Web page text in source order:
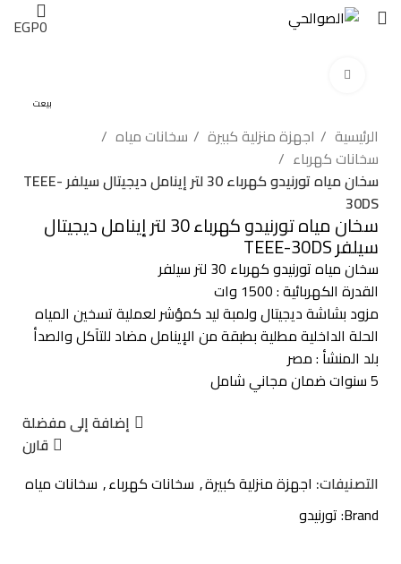
EGP0
بيعت
الرئيسية اجهزة منزلية كبيرة
سخانات مياه
سخانات كهرباء
سخان مياه تورنيدو كهرباء 30 لتر إينامل ديجيتال سيلفر TEEE-
30DS
سخان مياه تورنيدو كهرباء 30 لتر إينامل ديجيتال
سيلفر TEEE-30DS
سخان مياه تورنيدو كهرباء 30 لتر سيلفر
القدرة الكهربائية : 1500 وات
مزود بشاشة ديجيتال ولمبة ليد كمؤشر لعملية تسخين المياه
الحلة الداخلية مطلية بطبقة من الإينامل مضاد للتآكل والصدأ
بلد المنشأ : مصر
5 سنوات ضمان مجاني شامل
إضافة إلى مفضلة
قارن
التصنيفات: اجهزة منزلية كبيرة, سخانات كهرباء, سخانات مياه
Brand: تورنيدو